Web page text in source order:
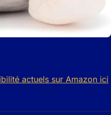
actuels sur Amazon ici